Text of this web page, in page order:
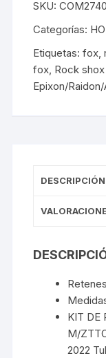
(For
FOX
2022)
+
Esponja
SKU:COM2740
Categorías:
Etiquetas:fox,
fox, Rock
Epixon/
DESCRIPCIÓN
KIT DE
M/
2022